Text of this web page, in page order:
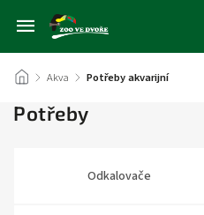
/ Akva / Potřeby akvarijní
Potřeby
Odkalovače